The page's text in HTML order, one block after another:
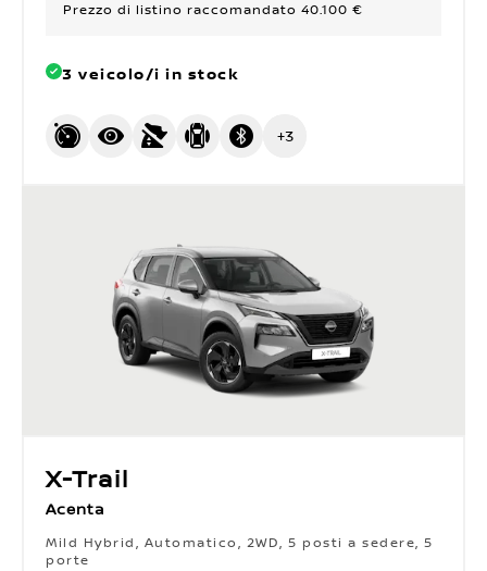
Prezzo di listino raccomandato 40.100 €
3 veicolo/i in stock
+3
X-Trail
Acenta
Mild Hybrid, Automatico, 2WD, 5 posti a sedere, 5
porte